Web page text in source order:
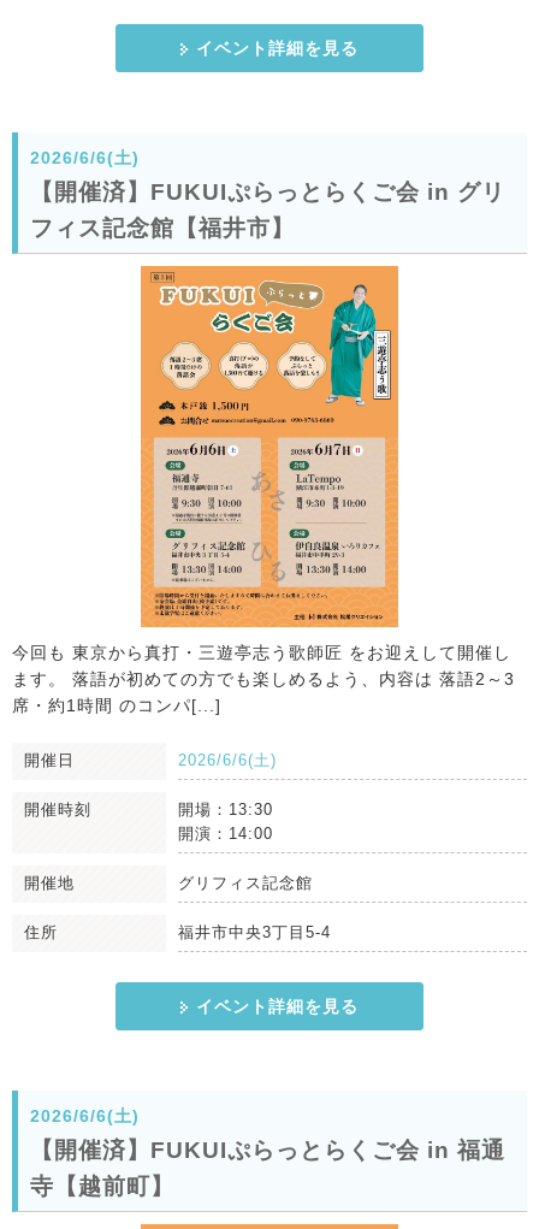
イベント詳細を見る
2026/6/6(土)
【開催済】FUKUIぷらっとらくご会 in グリ
フィス記念館【福井市】
今回も 東京から真打・三遊亭志う歌師匠 をお迎えして開催し
ます。 落語が初めての方でも楽しめるよう、内容は 落語2～3
席・約1時間 のコンパ[...]
開催日 2026/6/6(土)
開催時刻
開場：13:30
開演：14:00
開催地 グリフィス記念館
住所 福井市中央3丁目5-4
イベント詳細を見る
2026/6/6(土)
【開催済】FUKUIぷらっとらくご会 in 福通
寺【越前町】